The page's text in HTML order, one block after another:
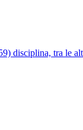
disciplina, tra le